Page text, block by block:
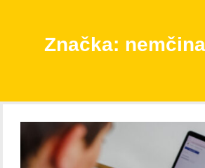
Značka: